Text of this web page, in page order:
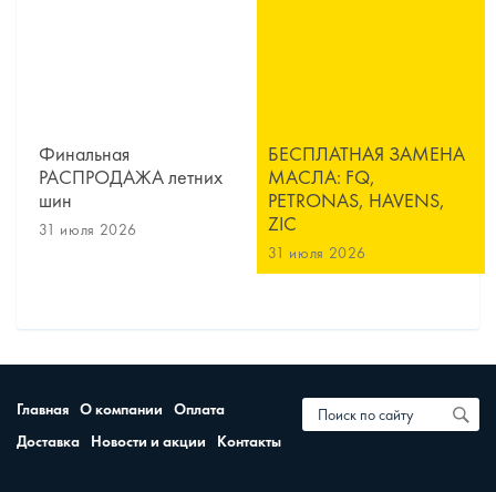
Финальная
РАСПРОДАЖА летних
шин
31 июля 2026
БЕСПЛАТНАЯ ЗАМЕНА
МАСЛА: FQ,
PETRONAS, HAVENS,
ZIC
31 июля 2026
Главная О компании
Оплата
Доставка
Новости и акции Контакты